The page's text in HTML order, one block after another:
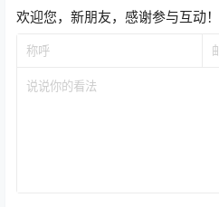
欢迎您，新朋友，感谢参与互动！